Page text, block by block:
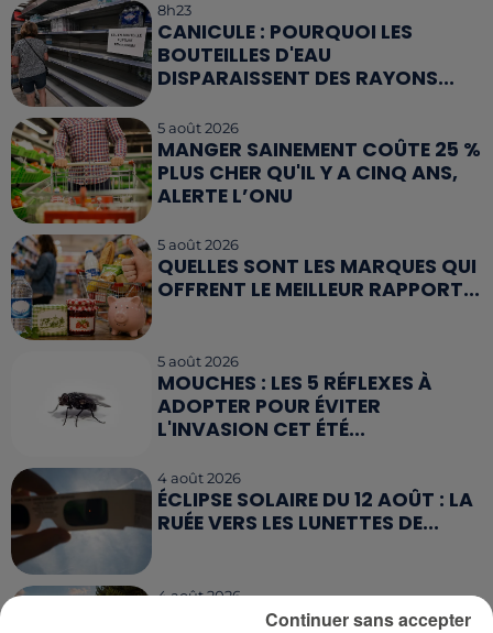
8h23
CANICULE : POURQUOI LES
BOUTEILLES D'EAU
DISPARAISSENT DES RAYONS...
5 août 2026
MANGER SAINEMENT COÛTE 25 %
PLUS CHER QU'IL Y A CINQ ANS,
ALERTE L’ONU
5 août 2026
QUELLES SONT LES MARQUES QUI
OFFRENT LE MEILLEUR RAPPORT...
5 août 2026
MOUCHES : LES 5 RÉFLEXES À
ADOPTER POUR ÉVITER
L'INVASION CET ÉTÉ...
4 août 2026
ÉCLIPSE SOLAIRE DU 12 AOÛT : LA
RUÉE VERS LES LUNETTES DE...
4 août 2026
CAMPING-CAR : CE QUE VOUS
Continuer sans accepter